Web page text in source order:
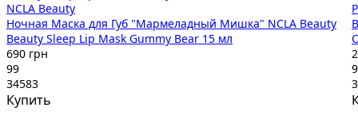
NCLA Beauty
Ночная Маска для Губ "Мармеладный Мишка" NCLA Beauty
Beauty Sleep Lip Mask Gummy Bear 15 мл
690 грн
99
34583
Купить